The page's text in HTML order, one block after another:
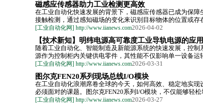
磁感应传感器助力工业检测更高效
在工业自动化快速发展的背景下，磁感应传感器已成为保
接触检测，通过感知磁场的变化来识别目标物体的位置或存
[工业自动化网] http://www.iianews.com2026-04-02
【技术新知】明纬电源高可靠度工业导轨电源的应
随着工业自动化、智能制造及新能源系统的快速发展，控
源作为控制柜内关键供电零件，其性能不仅影响单一设备运
[工业自动化网] http://www.iianews.com2026-03-31
图尔克FEN20系列现场总线I/O模块
在工业自动化浪潮席卷全球的今天，如何高效、稳定地实
必须面对的课题。图尔克FEN20系列I/O模块，不仅能够轻
[工业自动化网] http://www.iianews.com2026-03-27